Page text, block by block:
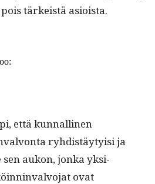
tärkeistä asioista.
että kun­nalli­nen
ryhdis­täy­ty­isi ja
sen aukon, jon­ka yksi­
ovat